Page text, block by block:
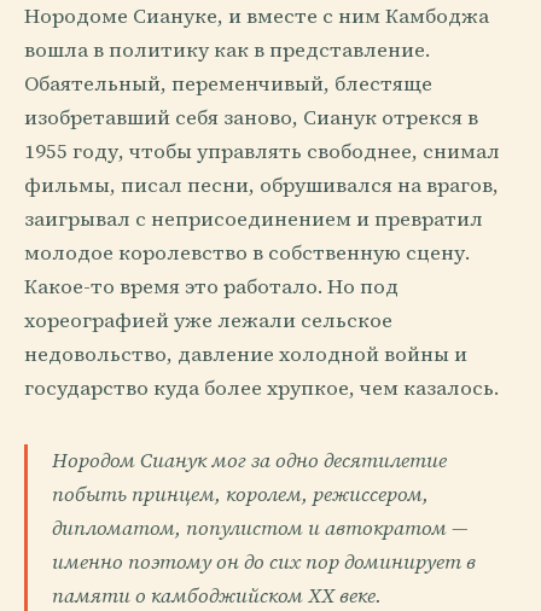
Нородоме Сиануке, и вместе с ним Камбоджа
вошла в политику как в представление.
Обаятельный, переменчивый, блестяще
изобретавший себя заново, Сианук отрекся в
1955 году, чтобы управлять свободнее, снимал
фильмы, писал песни, обрушивался на врагов,
заигрывал с неприсоединением и превратил
молодое королевство в собственную сцену.
Какое-то время это работало. Но под
хореографией уже лежали сельское
недовольство, давление холодной войны и
государство куда более хрупкое, чем казалось.
Нородом Сианук мог за одно десятилетие
побыть принцем, королем, режиссером,
дипломатом, популистом и автократом —
именно поэтому он до сих пор доминирует в
памяти о камбоджийском XX веке.